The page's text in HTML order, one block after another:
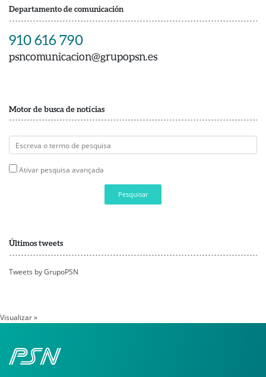
Departamento de comunicación
910 616 790
psncomunicacion@grupopsn.es
Motor de busca de notícias
Ativar pesquisa avançada
Pesquisar
Últimos tweets
Tweets by GrupoPSN
Visualizar »